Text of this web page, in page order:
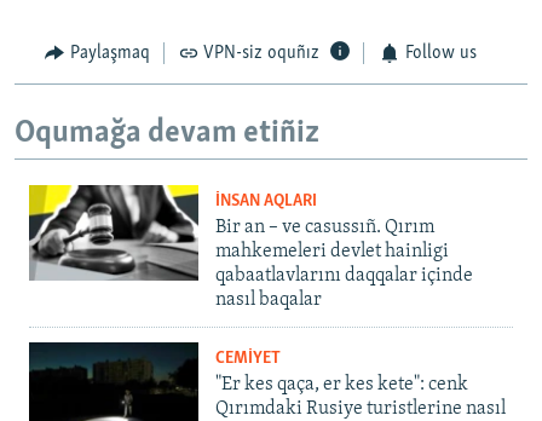
Paylaşmaq VPN-siz oquñız Follow us
Oqumağa devam etiñiz
İNSAN AQLARI
Bir an – ve casussıñ. Qırım
mahkemeleri devlet hainligi
qabaatlavlarını daqqalar içinde
nasıl baqalar
CEMİYET
"Er kes qaça, er kes kete": cenk
Qırımdaki Rusiye turistlerine nasıl